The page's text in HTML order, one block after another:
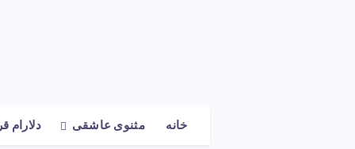
خانه مثنوی عاشقی دلارام